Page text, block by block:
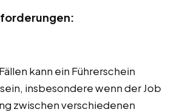
kann ein Führerschein
insbesondere wenn der Job
zwischen verschiedenen